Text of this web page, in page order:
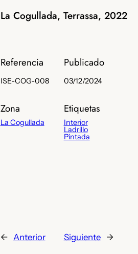
La Cogullada, Terrassa, 2022
Referencia
ISE-COG-008
Zona
La Cogullada
Publicado
03/12/2024
Etiquetas
Interior
Ladrillo
Pintada
← Anterior Siguiente →